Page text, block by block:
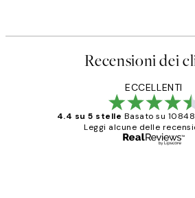
Recensioni dei
ECCELLENTI
4.4 su 5 stelle Basato su
Leggi alcune delle